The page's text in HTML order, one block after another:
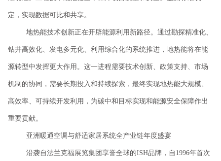
定，实现数据可比和共享。
地热能技术创新正在开辟能源利用新路径。通过勘探精准化、
钻井高效化、发电多元化、利用综合化的系统推进，地热能将在能
源转型中发挥更大作用。这一进程需要技术创新、政策支持、市场
机制的协同，需要长期投入和持续探索，最终实现地热能大规模、
高效率、可持续开发利用，为碳中和目标实现和能源安全保障作出
重要贡献。
亚洲暖通空调与舒适家居系统全产业链年度盛宴
沿袭自法兰克福展览集团享誉全球的ISH品牌，自1996年首次